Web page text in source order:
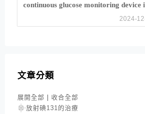
continuous glucose monitoring device
2024-
文章分類
展開全部
收合全部
放射碘131的治療